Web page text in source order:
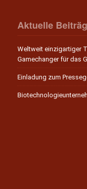
Aktuelle
Weltweit einzigartiger
Gamechanger für das
Einladung zum